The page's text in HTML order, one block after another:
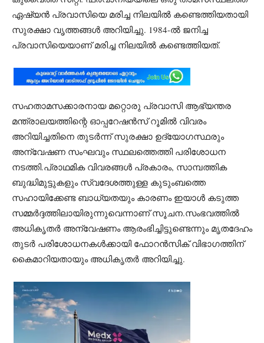
ഏഷ്യൻ പ്രവാസിയെ മരിച്ച നിലയിൽ കണ്ടെത്തിയതായി
സുരക്ഷാ വൃത്തങ്ങൾ അറിയിച്ചു. 1984-ൽ ജനിച്ച
പ്രവാസിയെയാണ് മരിച്ച നിലയിൽ കണ്ടെത്തിയത്.
സഹതാമസക്കാരനായ മറ്റൊരു പ്രവാസി ആഭ്യന്തര
മന്ത്രാലയത്തിന്റെ ഓപ്പറേഷൻസ് റൂമിൽ വിവരം
അറിയിച്ചതിനെ തുടർന്ന് സുരക്ഷാ ഉദ്യോഗസ്ഥരും
അന്വേഷണ സംഘവും സ്ഥലത്തെത്തി പരിശോധന
നടത്തി.പ്രാഥമിക വിവരങ്ങൾ പ്രകാരം, സാമ്പത്തിക
ബുദ്ധിമുട്ടുകളും സ്വദേശത്തുള്ള കുടുംബത്തെ
സഹായിക്കേണ്ട ബാധ്യതയും കാരണം ഇയാൾ കടുത്ത
സമ്മർദ്ദത്തിലായിരുന്നുവെന്നാണ് സൂചന.സംഭവത്തിൽ
അധികൃതർ അന്വേഷണം ആരംഭിച്ചിട്ടുണ്ടെന്നും മൃതദേഹം
തുടർ പരിശോധനകൾക്കായി ഫോറൻസിക് വിഭാഗത്തിന്
കൈമാറിയതായും അധികൃതർ അറിയിച്ചു.